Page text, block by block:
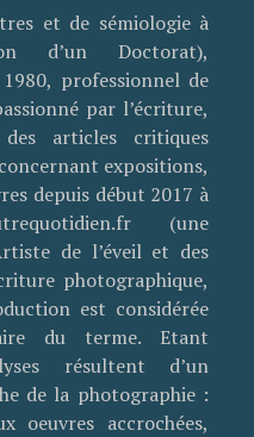
et de sémiologie à
d’un Doctorat),
professionnel de
par l’écriture,
articles critiques
expositions,
depuis début 2017 à
(une
de l’éveil et des
photographique,
est considérée
du terme. Etant
résultent d’un
de la photographie :
oeuvres accrochées,